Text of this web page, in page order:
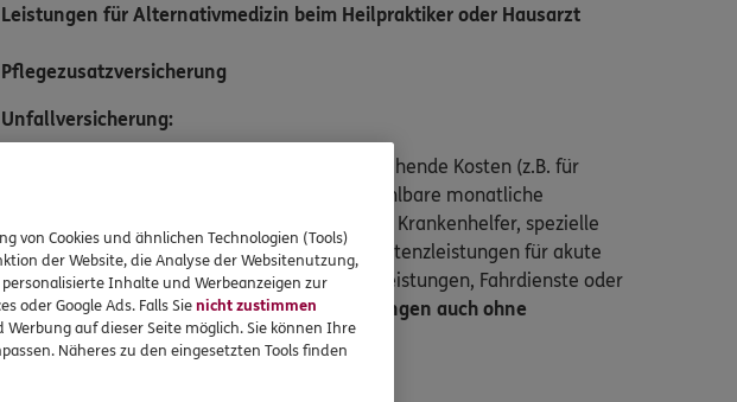
Leistungen für Alternativmedizin beim Heilpraktiker oder Hausarzt
Pflegezusatzversicherung
Unfallversicherung:
Frei wählbare Einmalkapitalleistung für entstehende Kosten (z.B. für
Umbaumaßnahmen oder Hilfsmittel), frei wählbare monatliche
Rentenzahlung für laufende Ausgaben (z.B. für Krankenhelfer, spezielle
Medikationen oder Pflegeeinrichtungen), Assistenzleistungen für akute
Unterstützung nach einem Unfall (z.B. Pflegeleistungen, Fahrdienste oder
Rehaleistungen),Einmalzahlung bei Verletzungen auch ohne
Invalidität (z.B. Knochenbrüche).
von Cookies und ähnlichen Technologien (Tools)
der Website, die Analyse der Websitenutzung,
Inhalte und Werbeanzeigen zur
oder Google Ads. Falls Sienicht zustimmen
auf dieser Seite möglich. Sie können Ihre
Näheres zu den eingesetzten Tools finden